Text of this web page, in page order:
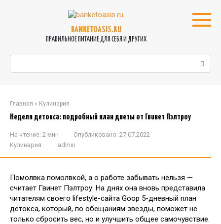
BANKETOASIS.RU
ПРАВИЛЬНОЕ ПИТАНИЕ ДЛЯ СЕБЯ И ДРУГИХ
Главная » Кулинария
Неделя детокса: подробный план диеты от Гвинет Пэлтроу
На чтение: 2 мин Опубликовано: 27.07.2022
Кулинария
admin
Помолвка помолвкой, а о работе забывать нельзя —
считает Гвинет Пэлтроу. На днях она вновь представила
читателям своего lifestyle-сайта Goop 5-дневный план
детокса, который, по обещаниям звезды, поможет не
только сбросить вес, но и улучшить общее самочувствие.